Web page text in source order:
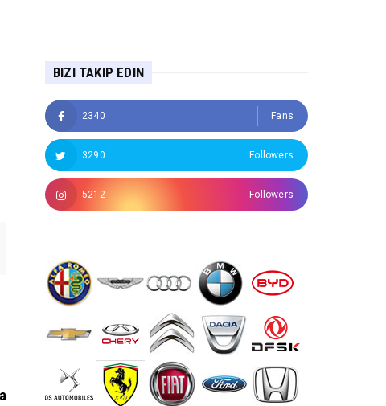
BIZI TAKIP EDIN
2340 Fans
3290 Followers
5212 Followers